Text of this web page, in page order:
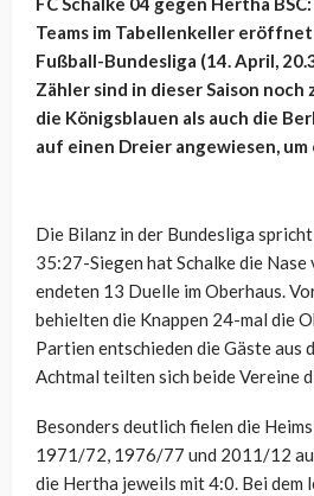
Teams im Tabellenkeller
Fußball-Bundesliga (14. April,
Zähler sind in dieser Saison noch
die Königsblauen als auch die
auf einen Dreier angewiesen,
Die Bilanz in der Bundesliga
35:27-Siegen hat Schalke die Nase
endeten 13 Duelle im Oberhaus.
behielten die Knappen 24-mal die
Partien entschieden die Gäste aus
Achtmal teilten sich beide Vereine
Besonders deutlich fielen die
1971/72, 1976/77 und 2011/12
die Hertha jeweils mit 4:0. Bei